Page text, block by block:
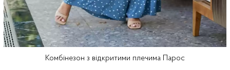
Комбінезон з відкритими плечима Парос